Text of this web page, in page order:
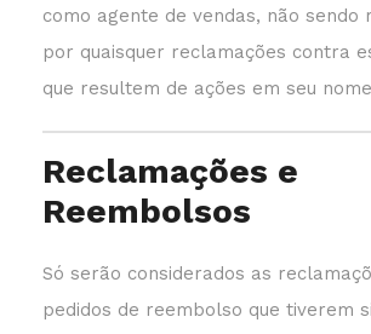
como agente de vendas, não sendo
por quaisquer reclamações contra
que resultem de ações em seu
Reclamações e
Reembolsos
Só serão considerados as
pedidos de reembolso que tiverem